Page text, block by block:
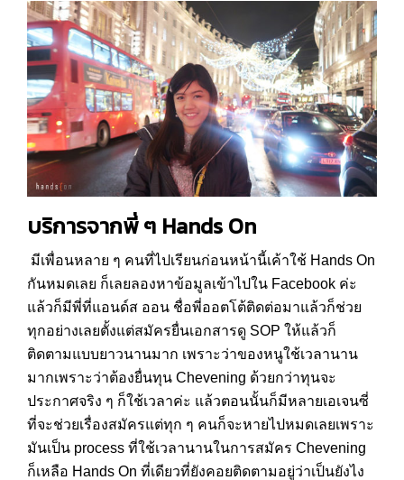
บริการจากพี่ ๆ Hands On
มีเพื่อนหลาย ๆ คนที่ไปเรียนก่อนหน้านี้เค้าใช้ Hands On
กันหมดเลย ก็เลยลองหาข้อมูลเข้าไปใน Facebook ค่ะ
แล้วก็มีพี่ที่แอนด์ส ออน ชื่อพี่ออตโต้ติดต่อมาแล้วก็ช่วย
ทุกอย่างเลยตั้งแต่สมัครยื่นเอกสารดู SOP ให้แล้วก็
ติดตามแบบยาวนานมาก เพราะว่าของหนูใช้เวลานาน
มากเพราะว่าต้องยื่นทุน Chevening ด้วยกว่าทุนจะ
ประกาศจริง ๆ ก็ใช้เวลาค่ะ แล้วตอนนั้นก็มีหลายเอเจนซี่
ที่จะช่วยเรื่องสมัครแต่ทุก ๆ คนก็จะหายไปหมดเลยเพราะ
มันเป็น process ที่ใช้เวลานานในการสมัคร Chevening
ก็เหลือ Hands On ที่เดียวที่ยังคอยติดตามอยู่ว่าเป็นยังไง